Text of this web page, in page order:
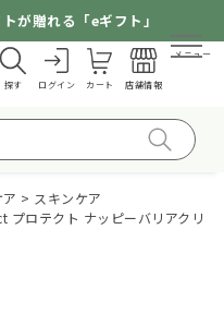
が贈れる「eギフト」
探す ログイン カート 店舗情報
メニュー
スキンケア
ロテクト ナッピーバリアクリ